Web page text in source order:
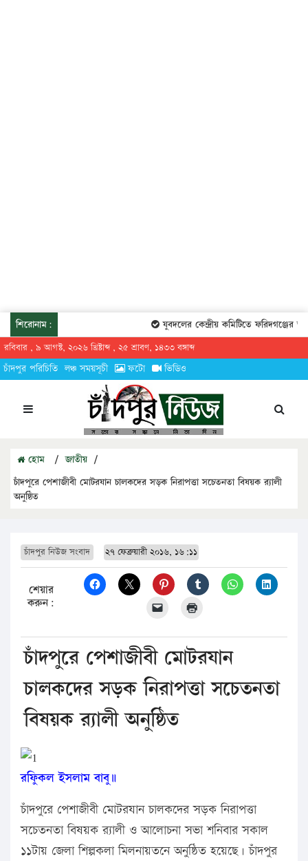
শিরোনাম: যুবদলের কেন্দ্রীয় কমিটিতে ফরিদগঞ্জের
রবিবার , ৯ আগস্ট, ২০২৬ খ্রিষ্টাব্দ , ২৫ শ্রাবণ, ১৪৩৩ বঙ্গাব্দ
চাঁদপুর পরিচিতি লঞ্চ সময়সূচী ফটো ভিডিও
হোম / জাতীয় /
চাঁদপুরে পেশাজীবী মোটরযান চালকদের সড়ক নিরাপত্তা সচেতনতা বিষয়ক র‌্যালী
অনুষ্ঠিত
চাঁদপুর নিউজ সংবাদ ২৭ ফেব্রুয়ারী ২০১৬, ১৬:১১
শেয়ার
করুন:
চাঁদপুরে পেশাজীবী মোটরযান
চালকদের সড়ক নিরাপত্তা সচেতনতা
বিষয়ক র‌্যালী অনুষ্ঠিত
রফিুকল ইসলাম বাবু॥
চাঁদপুরে পেশাজীবী মোটরযান চালকদের সড়ক নিরাপত্তা
সচেতনতা বিষয়ক র‌্যালী ও আলোচনা সভা শনিবার সকাল
১১টায় জেলা শিল্পকলা মিলনায়তনে অনুষ্ঠিত হয়েছে। চাঁদপুর